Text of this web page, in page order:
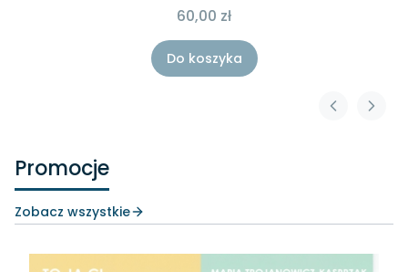
60,00 zł
Do koszyka
Promocje
Zobacz wszystkie